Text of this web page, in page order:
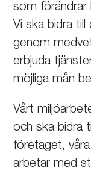
som förändrar
Vi ska bidra
genom
erbjuda
möjliga mån
Vårt
och ska bidra
företaget,
arbetar med